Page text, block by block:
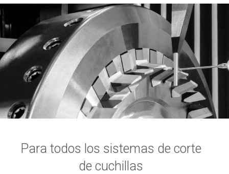
Para todos los sistemas de corte
de cuchillas